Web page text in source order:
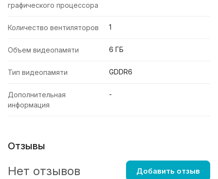
графического процессора
Количество вентиляторов 1
Объем видеопамяти 6 ГБ
Тип видеопамяти GDDR6
Дополнительная
информация
-
Отзывы
Нет отзывов Добавить отзыв